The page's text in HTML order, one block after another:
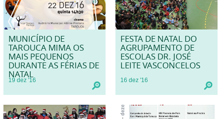
MUNICÍPIO DE
TAROUCA MIMA OS
MAIS PEQUENOS
DURANTE AS FÉRIAS DE
NATAL
19 dez '16
FESTA DE NATAL DO
AGRUPAMENTO DE
ESCOLAS DR. JOSÉ
LEITE VASCONCELOS
16 dez '16